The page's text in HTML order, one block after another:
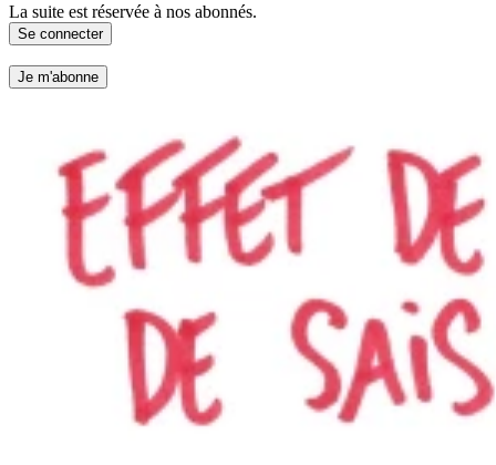
La suite est réservée à nos abonnés.
Se connecter
Je m'abonne